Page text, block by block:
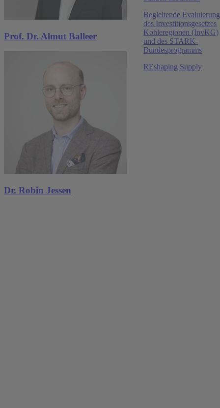
The Diverging Trends of Male and Female Bottom
Incomes in German
Eliana Coschignano ,Robin Jessen
Mehr Publikationen
Begleitende Evaluierung
des Investitionsgesetzes
Kohleregionen (InvKG)
und des STARK-
Bundesprogramms
REshaping Supply
Mehr Forschungsprojekte
Prof. Dr. Almut Balleer
Dr. Robin Jessen